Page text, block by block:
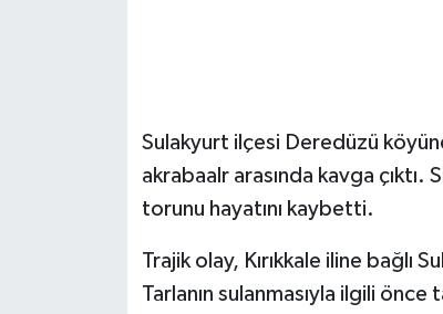
Sulakyurt ilçesi Deredüzü
akrabaalr arasında kavga çıktı.
torunu hayatını kaybetti.
Trajik olay, Kırıkkale iline
Tarlanın sulanmasıyla ilgili önce